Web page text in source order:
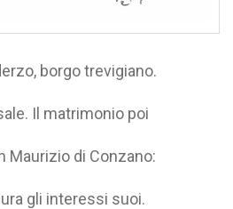
borgo trevigiano.
Il matrimonio poi
Maurizio di Conzano:
gli interessi suoi.